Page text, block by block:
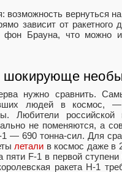
возможность вернуться
зависит от ракетного
Брауна, что можно
шокирующе
нужно сравнить.
людей в
Любители
не поменяются, а
— 690 тонна-сил. Для
летали в космос даже в
пяти F-1 в первой
ракета Н-1